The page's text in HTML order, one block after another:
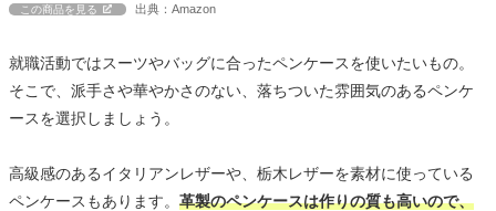
この商品を見る 出典：Amazon
就職活動ではスーツやバッグに合ったペンケースを使いたいもの。
そこで、派手さや華やかさのない、落ちついた雰囲気のあるペンケ
ースを選択しましょう。
高級感のあるイタリアンレザーや、栃木レザーを素材に使っている
ペンケースもあります。 革製のペンケースは作りの質も高いので、